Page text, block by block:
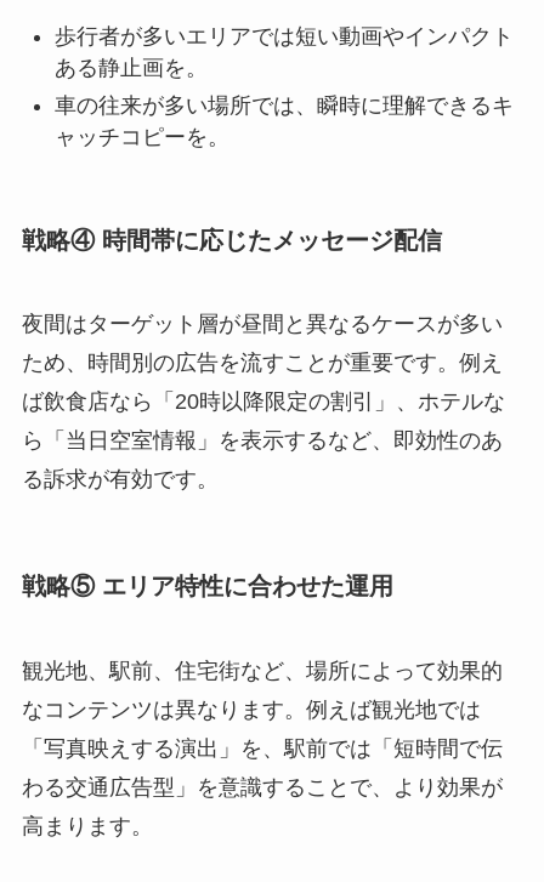
歩行者が多いエリアでは短い動画やインパクト
ある静止画を。
車の往来が多い場所では、瞬時に理解できるキ
ャッチコピーを。
戦略④ 時間帯に応じたメッセージ配信
夜間はターゲット層が昼間と異なるケースが多い
ため、時間別の広告を流すことが重要です。例え
ば飲食店なら「20時以降限定の割引」、ホテルな
ら「当日空室情報」を表示するなど、即効性のあ
る訴求が有効です。
戦略⑤ エリア特性に合わせた運用
観光地、駅前、住宅街など、場所によって効果的
なコンテンツは異なります。例えば観光地では
「写真映えする演出」を、駅前では「短時間で伝
わる交通広告型」を意識することで、より効果が
高まります。